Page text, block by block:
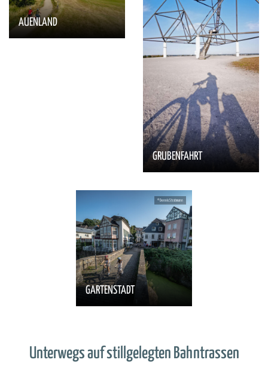
AUENLAND
GRUBENFAHRT
GARTENSTADT
Unterwegs auf stillgelegten Bahntrassen